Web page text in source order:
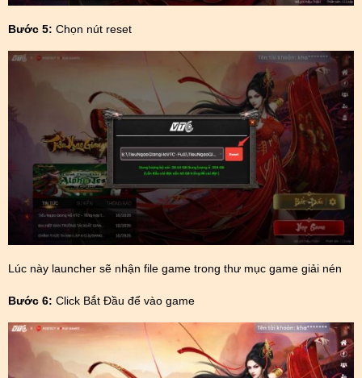
Bước 5: Chọn nút reset
Lúc này launcher sẽ nhận file game trong thư mục game giải nén
Bước 6: Click Bắt Đầu để vào game